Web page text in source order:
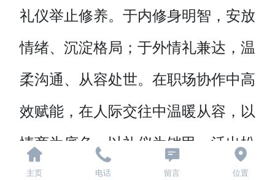
礼仪举止修养。于内修身明智，安放
情绪、沉淀格局；于外情礼兼达，温
柔沟通、从容处世。在职场协作中高
效赋能，在人际交往中温暖从容，以
情商为底色、以礼仪为铠甲，活出松
弛自在、通透从容的人生状态，奔赴
主页 电话 留言 位置